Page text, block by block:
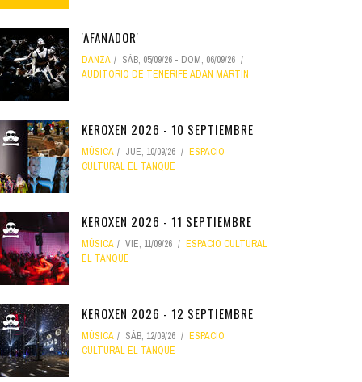
'AFANADOR'
DANZA SÁB, 05/09/26 - DOM, 06/09/26
AUDITORIO DE TENERIFE ADÁN MARTÍN
KEROXEN 2026 - 10 SEPTIEMBRE
MÚSICA JUE, 10/09/26
ESPACIO
CULTURAL EL TANQUE
KEROXEN 2026 - 11 SEPTIEMBRE
MÚSICA VIE, 11/09/26
ESPACIO CULTURAL
EL TANQUE
KEROXEN 2026 - 12 SEPTIEMBRE
MÚSICA SÁB, 12/09/26
ESPACIO
CULTURAL EL TANQUE